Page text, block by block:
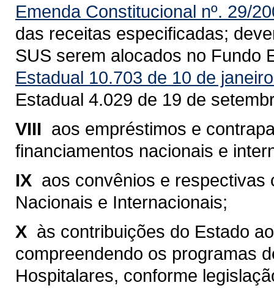
Emenda Constitucional nº. 29/
das receitas especificadas;
SUS serem alocados no Fundo
Estadual 10.703 de 10 de
Estadual 4.029 de 19 de
VIII  aos empréstimos e
financiamentos nacionais e
IX  aos convênios e respectivas
Nacionais e Internacionais;
X  às contribuições do Estado
compreendendo os programas
Hospitalares, conforme